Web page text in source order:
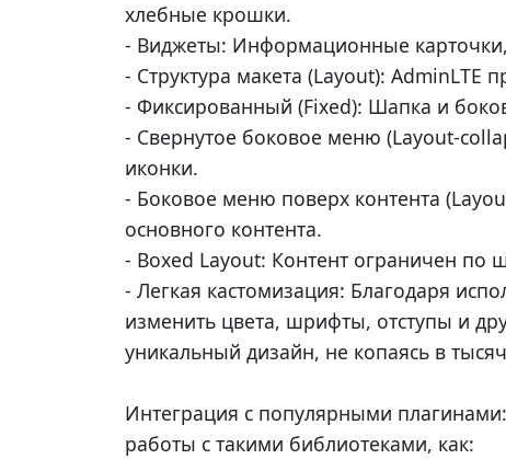
хлебные крошки.
- Виджеты: Информационные
- Структура макета (Layout): AdminLTE
- Фиксированный (Fixed): Шапка и
- Свернутое боковое меню (Layout-
иконки.
- Боковое меню поверх контента
основного контента.
- Boxed Layout: Контент ограничен по
- Легкая кастомизация: Благодаря
изменить цвета, шрифты, отступы и
уникальный дизайн, не копаясь в
Интеграция с популярными
работы с такими библиотеками, как: